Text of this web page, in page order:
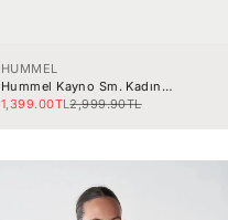
HUMMEL
Hummel Kayno Sm. Kadın
Ayakkabı 900865-2001
İndirimli fiyat
1,399.00TLNormal fiyat
2,999.90TL